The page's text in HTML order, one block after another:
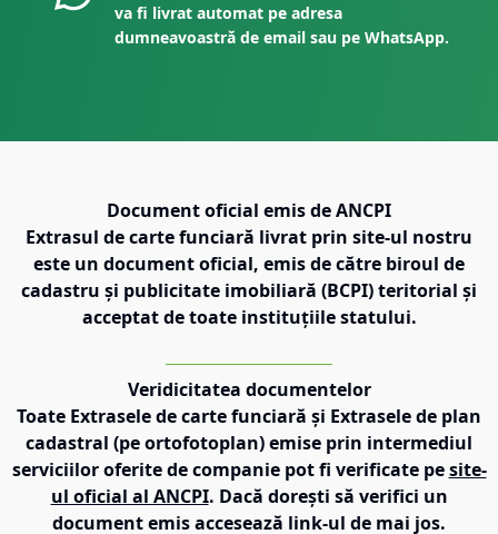
va fi livrat automat pe adresa
dumneavoastră de email sau pe WhatsApp.
Document oficial emis de ANCPI
Extrasul de carte funciară livrat prin site-ul nostru
este un document oficial, emis de către biroul de
cadastru și publicitate imobiliară (BCPI) teritorial și
acceptat de toate instituțiile statului.
Veridicitatea documentelor
Toate Extrasele de carte funciară și Extrasele de plan
cadastral (pe ortofotoplan) emise prin intermediul
serviciilor oferite de companie pot fi verificate pe site-
ul oficial al ANCPI. Dacă dorești să verifici un
document emis accesează link-ul de mai jos.